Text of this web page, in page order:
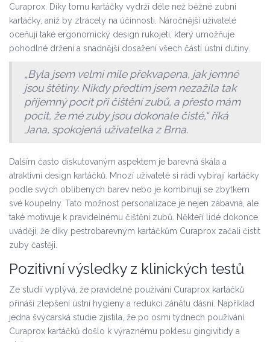
Curaprox. Díky tomu kartáčky vydrží déle než běžné zubní
kartáčky, aniž by ztrácely na účinnosti. Náročnější uživatelé
oceňují také ergonomický design rukojeti, který umožňuje
pohodlné držení a snadnější dosažení všech částí ústní dutiny.
„Byla jsem velmi mile překvapena, jak jemné
jsou štětiny. Nikdy předtím jsem nezažila tak
příjemný pocit při čištění zubů, a přesto mám
pocit, že mé zuby jsou dokonale čisté,“ říká
Jana, spokojená uživatelka z Brna.
Dalším často diskutovaným aspektem je barevná škála a
atraktivní design kartáčků. Mnozí uživatelé si rádi vybírají kartáčky
podle svých oblíbených barev nebo je kombinují se zbytkem
své koupelny. Tato možnost personalizace je nejen zábavná, ale
také motivuje k pravidelnému čištění zubů. Někteří lidé dokonce
uvádějí, že díky pestrobarevným kartáčkům Curaprox začali čistit
zuby častěji.
Pozitivní výsledky z klinických testů
Ze studií vyplývá, že pravidelné používání Curaprox kartáčků
přináší zlepšení ústní hygieny a redukci zánětu dásní. Například
jedna švýcarská studie zjistila, že po osmi týdnech používání
Curaprox kartáčků došlo k výraznému poklesu gingivitidy a